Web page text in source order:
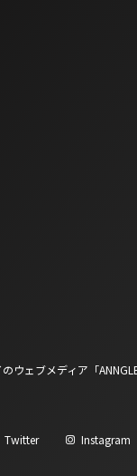
Twitter Instagram